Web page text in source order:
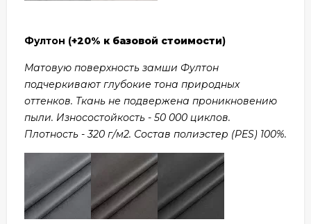
Фултон (+20% к базовой стоимости)
Матовую поверхность замши Фултон
подчеркивают глубокие тона природных
оттенков. Ткань не подвержена проникновению
пыли. Износостойкость - 50 000 циклов.
Плотность - 320 г/м2. Состав полиэстер (PES) 100%.